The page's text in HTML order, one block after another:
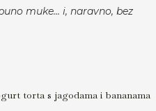
muke... i, naravno, bez
torta s jagodama i bananama